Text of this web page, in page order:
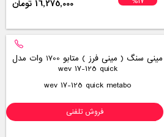
مینی سنگ بوش مدل GWS 18-150 L
GWS 18-150 L Bosch
ناموجود